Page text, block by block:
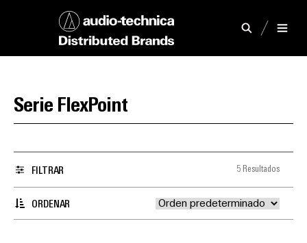
Serie FlexPoint
ORDENAR
FILTRAR 5 Resultados